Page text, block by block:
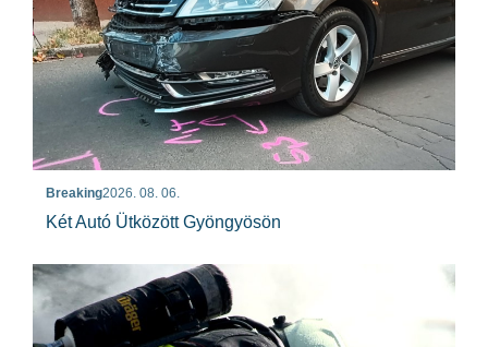
Breaking2026. 08. 06.
Két Autó Ütközött Gyöngyösön